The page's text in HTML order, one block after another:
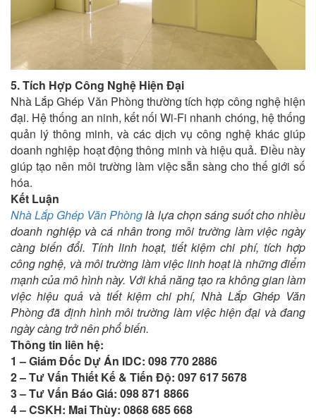
5. Tích Hợp Công Nghệ Hiện Đại
Nhà Lắp Ghép Văn Phòng thường tích hợp công nghệ hiện
đại. Hệ thống an ninh, kết nối Wi-Fi nhanh chóng, hệ thống
quản lý thông minh, và các dịch vụ công nghệ khác giúp
doanh nghiệp hoạt động thông minh và hiệu quả. Điều này
giúp tạo nên môi trường làm việc sẵn sàng cho thế giới số
hóa.
Kết Luận
Nhà Lắp Ghép Văn Phònglà lựa chọn sáng suốt cho nhiều
doanh nghiệp và cá nhân trong môi trường làm việc ngày
càng biến đổi. Tính linh hoạt, tiết kiệm chi phí, tích hợp
công nghệ, và môi trường làm việc linh hoạt là những điểm
mạnh của mô hình này. Với khả năng tạo ra không gian làm
việc hiệu quả và tiết kiệm chi phí, Nhà Lắp Ghép Văn
Phòng đã định hình môi trường làm việc hiện đại và đang
ngày càng trở nên phổ biến.
Thông tin liên hệ:
1 – Giám Đốc Dự Án IDC: 098 770 2886
2 – Tư Vấn Thiết Kế & Tiến Độ: 097 617 5678
3 – Tư Vấn Báo Giá: 098 871 8866
4 – CSKH: Mai Thùy: 0868 685 668